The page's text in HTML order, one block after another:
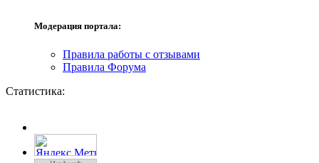
Модерация портала:
Правила работы с отзывами
Правила Форума
Статистика: